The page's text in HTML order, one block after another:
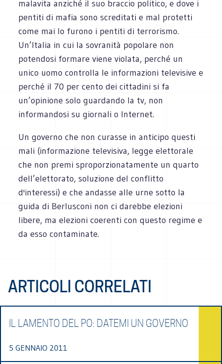
malavita anziché il suo braccio politico, e dove i
pentiti di mafia sono screditati e mal protetti
come mai lo furono i pentiti di terrorismo.
Un’Italia in cui la sovranità popolare non
potendosi formare viene violata, perché un
unico uomo controlla le informazioni televisive e
perché il 70 per cento dei cittadini si fa
un’opinione solo guardando la tv, non
informandosi su giornali o Internet.
Un governo che non curasse in anticipo questi
mali (informazione televisiva, legge elettorale
che non premi sproporzionatamente un quarto
dell’elettorato, soluzione del conflitto
d'interessi) e che andasse alle urne sotto la
guida di Berlusconi non ci darebbe elezioni
libere, ma elezioni coerenti con questo regime e
da esso contaminate.
ARTICOLI CORRELATI
IL LAMENTO DEL PO: DATEMI UN GOVERNO
5 GENNAIO 2011